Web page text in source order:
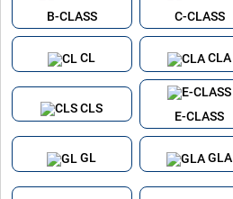
B-CLASS C-CLASS
CL CLA
CLS
E-CLASS
GL GLA